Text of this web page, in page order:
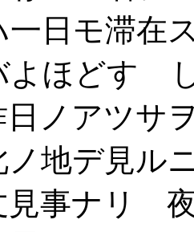
一日モ滞在
よほどす
日ノアツサ
地デ見ル
見事ナリ